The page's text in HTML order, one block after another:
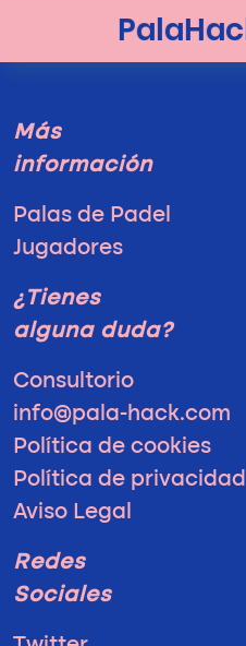
Más
información
Palas de Padel
Jugadores
¿Tienes
alguna duda?
Consultorio
info@pala-hack.com
Política de cookies
Política de privacidad
Aviso Legal
Redes
Sociales